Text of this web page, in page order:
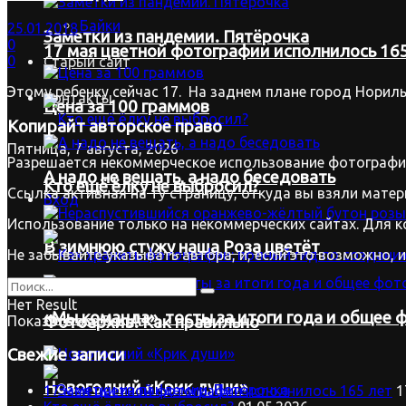
Байки
Старый сайт
Контакты
Пятница, 7 августа, 2026
Вход
Заметки из пандемии. Пятёрочка
Цена за 100 граммов
А надо не вещать, а надо беседовать
В зимнюю стужу наша Роза цветёт
«Мы команда», тосты за итоги года и общее
Новогодний «Крик души»
17 мая цветной фотографии исполнилось
Кто ещё ёлку не выбросил?
Фотоархив. Как правильно
25.01.2018
0
0
Этому ребенку сейчас 17. На заднем плане город
Копирайтавторское право
Разрешается некоммерческое использование
Ссылка активная на ту страницу, откуда вы взяли
Использование только на некоммерческих сайтах.
Не забывайте указывать автора, и, если это возможно,
Нет Result
Показать все Result
Свежие записи
17 мая цветной фотографии исполнилось 165 лет